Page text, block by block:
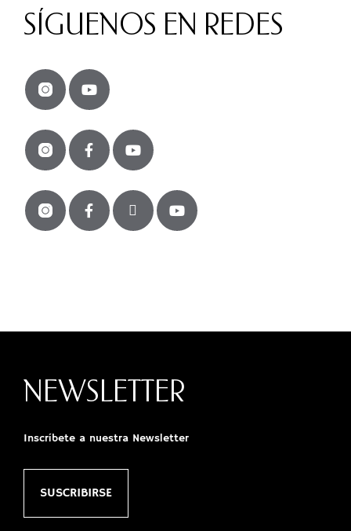
SÍGUENOS EN REDES
NEWSLETTER
Inscríbete a nuestra Newsletter
SUSCRIBIRSE